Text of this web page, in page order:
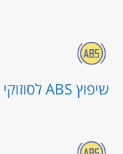
שיפוץ ABS לסוזוקי גרנד ויטרה